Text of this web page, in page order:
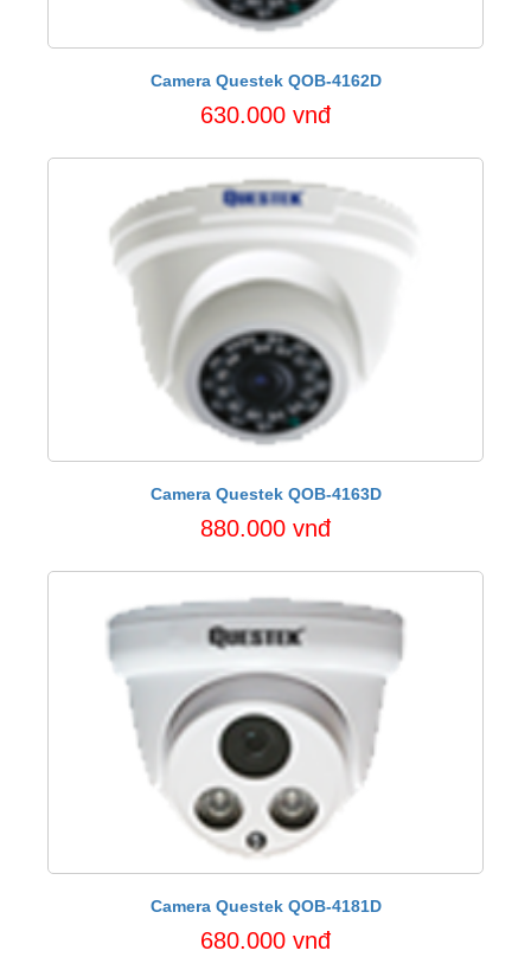
Camera Questek QOB-4162D
630.000 vnđ
Camera Questek QOB-4163D
880.000 vnđ
Camera Questek QOB-4181D
680.000 vnđ